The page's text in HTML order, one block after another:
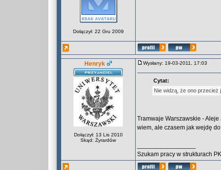
Dołączył: 22 Gru 2009
Henryk
Dołączył: 13 Lis 2010
Skąd: Żyrardów
Wysłany: 19-03-2011, 17:03
Cytat:
Nie widzą, że ono przecież
Tramwaje Warszawskie -
wiem, ale czasem jak wejdę
Szukam pracy w strukturach